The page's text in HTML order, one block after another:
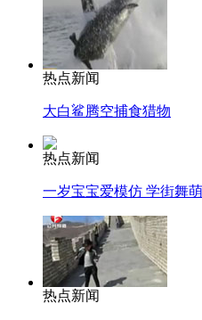
热点新闻
大白鲨腾空捕食猎物
热点新闻
一岁宝宝爱模仿 学街舞
热点新闻